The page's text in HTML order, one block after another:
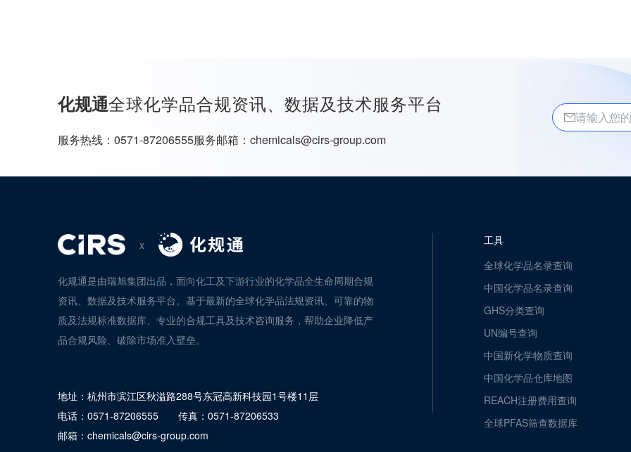
化规通全球化学品合规资讯、数据及技术服务平台
服务热线： 0571-87206555服务邮箱： chemicals@cirs-group.com
x
化规通是由瑞旭集团出品，面向化工及下游行业的化学品全生命周期合规
资讯、数据及技术服务平台。基于最新的全球化学品法规资讯、可靠的物
质及法规标准数据库、专业的合规工具及技术咨询服务，帮助企业降低产
品合规风险、破除市场准入壁垒。
地址： 杭州市滨江区秋溢路288号东冠高新科技园1号楼11层
电话： 0571-87206555 传真： 0571-87206533
邮箱： chemicals@cirs-group.com
工具
全球化学品名录查询
中国化学品名录查询
GHS分类查询
UN编号查询
中国新化学物质查询
中国化学品仓库地图
REACH注册费用查询
全球PFAS筛查数据库